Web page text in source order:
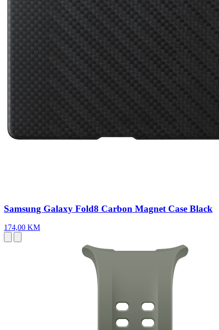
Samsung Galaxy Fold8 Carbon Magnet Case Black
174,00 KM